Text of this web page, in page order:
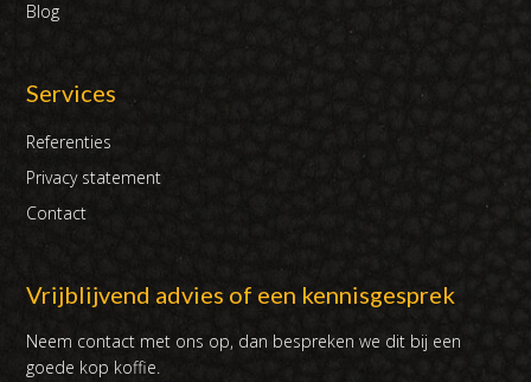
Blog
Services
Referenties
Privacy statement
Contact
Vrijblijvend advies of een kennisgesprek
Neem contact met ons op, dan bespreken we dit bij een
goede kop koffie.